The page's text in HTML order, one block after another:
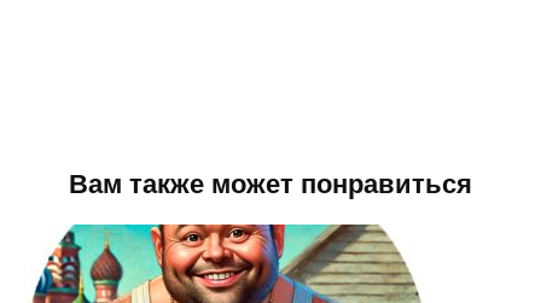
Вам также может понравиться